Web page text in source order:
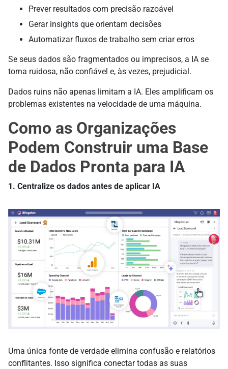
Prever resultados com precisão razoável
Gerar insights que orientam decisões
Automatizar fluxos de trabalho sem criar erros
Se seus dados são fragmentados ou imprecisos, a IA se
torna ruidosa, não confiável e, às vezes, prejudicial.
Dados ruins não apenas limitam a IA. Eles amplificam os
problemas existentes na velocidade de uma máquina.
Como as Organizações
Podem Construir uma Base
de Dados Pronta para IA
1. Centralize os dados antes de aplicar IA
Uma única fonte de verdade elimina confusão e relatórios
conflitantes. Isso significa conectar todas as suas